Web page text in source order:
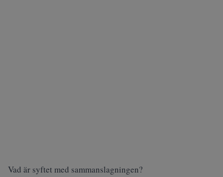
Vad är syftet med sammanslagningen?